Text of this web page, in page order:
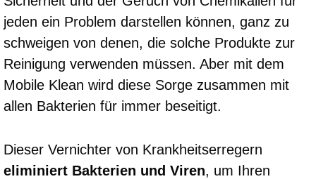
jeden ein Problem darstellen können, ganz zu
schweigen von denen, die solche Produkte zur
Reinigung verwenden müssen. Aber mit dem
Mobile Klean wird diese Sorge zusammen mit
allen Bakterien für immer beseitigt.
Dieser Vernichter von Krankheitserregern
eliminiert Bakterien und Viren, um Ihren